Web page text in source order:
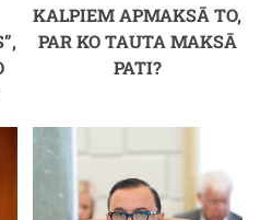
KALPIEM APMAKSĀ TO,
PAR KO TAUTA MAKSĀ
PATI?